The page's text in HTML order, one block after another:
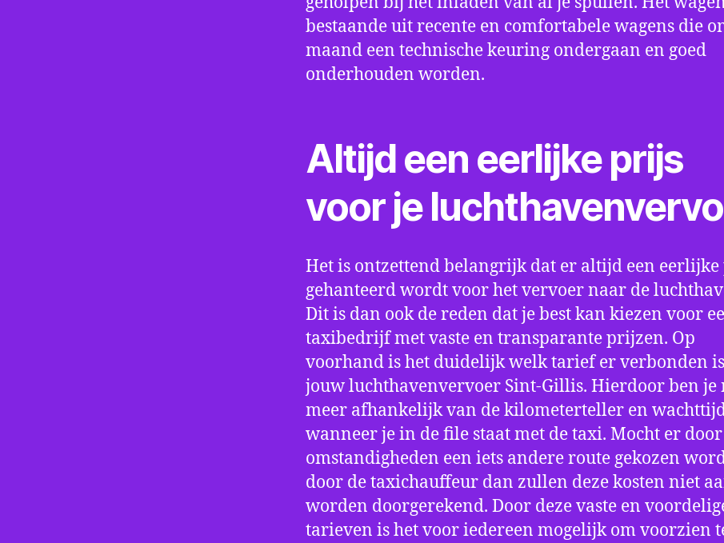
bestaande uit recente en comfortabele wagens die
maand een technische keuring ondergaan en goed
onderhouden worden.
Altijd een eerlijke prijs
voor je
Het is ontzettend belangrijk dat er altijd een
gehanteerd wordt voor het vervoer naar de
Dit is dan ook de reden dat je best kan kiezen voor
taxibedrijf met vaste en transparante prijzen. Op
voorhand is het duidelijk welk tarief er verbonden
jouw luchthavenvervoer Sint-Gillis. Hierdoor ben je
meer afhankelijk van de kilometerteller en
wanneer je in de file staat met de taxi. Mocht er door
omstandigheden een iets andere route gekozen
door de taxichauffeur dan zullen deze kosten niet
worden doorgerekend. Door deze vaste en
tarieven is het voor iedereen mogelijk om voorzien